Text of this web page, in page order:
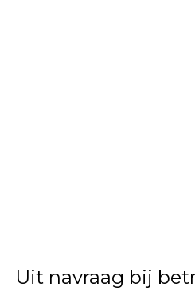
Uit navraag bij